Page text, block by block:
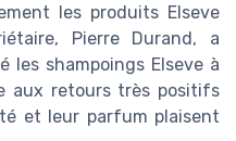
les produits Elseve
Pierre Durand, a
les shampoings Elseve à
aux retours très positifs
et leur parfum plaisent